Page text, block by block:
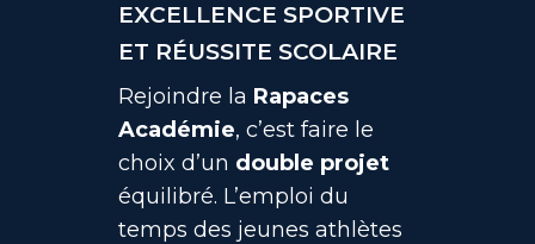
EXCELLENCE SPORTIVE
ET RÉUSSITE SCOLAIRE
Rejoindre la Rapaces
Académie, c’est faire le
choix d’un double projet
équilibré. L’emploi du
temps des jeunes athlètes